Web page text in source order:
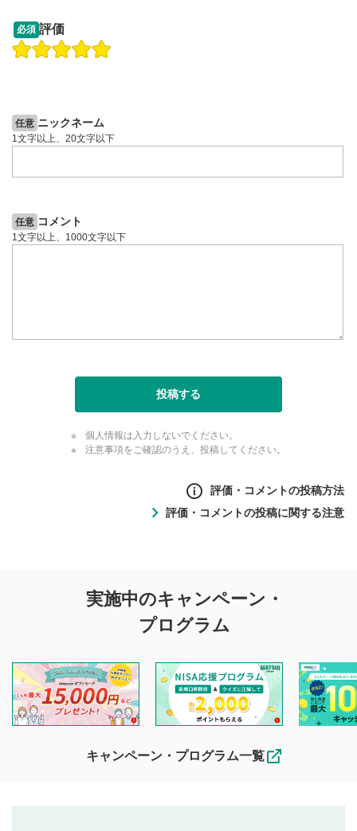
操作説明動画
必須 評価
任意 ニックネーム
1文字以上、20文字以下
任意 コメント
1文字以上、1000文字以下
投稿する
個人情報は入力しないでください。
注意事項をご確認のうえ、投稿してください。
評価・コメントの投稿方法
評価・コメントの投稿に関する注意
投稿に関する注意
を目的として、各動画コンテンツに、評価およびコメントの
投稿ができます。利用者は以下の注意事項をご理解のうえ、
閲覧および投稿を行うものとしてください。
他の利用者が動画を視聴される際の参考になるコメントをお
待ちしております。
なお、投稿をもって、本注意事項に同意されたものとみなし
実施中のキャンペーン・
プログラム
キャンペーン・プログラム一覧